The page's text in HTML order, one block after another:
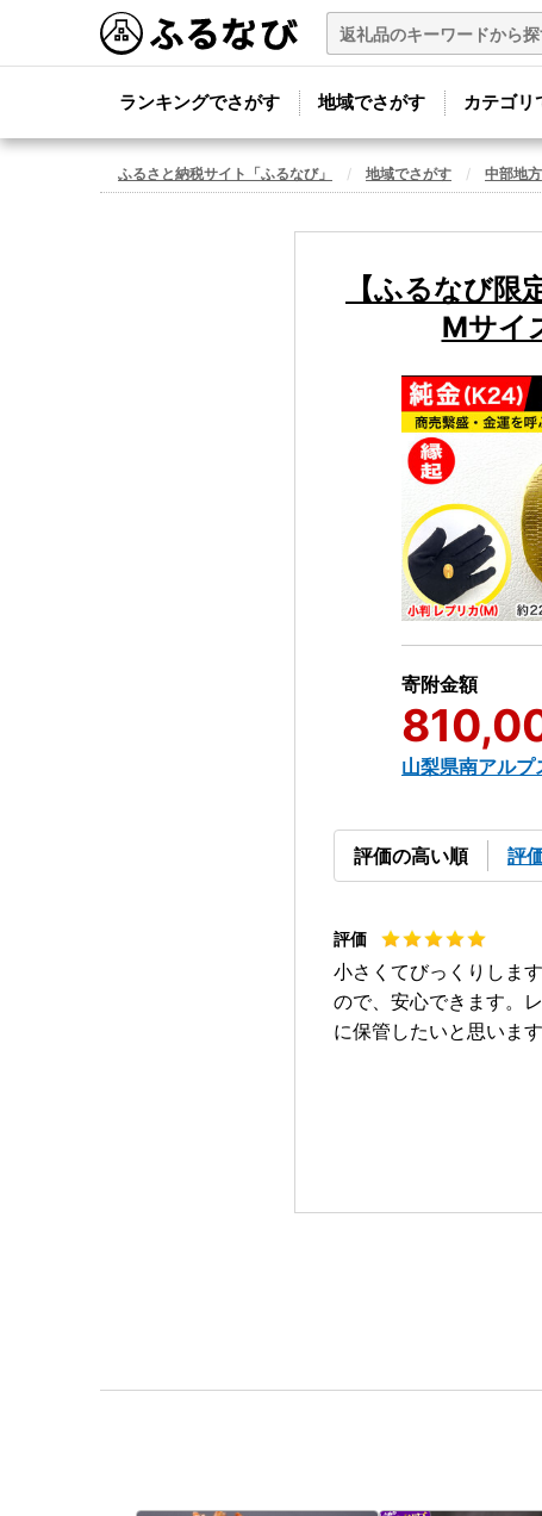
ランキングでさがす 地域でさがす カテゴリ
ふるさと納税サイト「ふるなび」 地域でさがす 中部地方
【ふるなび
Mサイ
寄附金額
山梨県南アルプ
評価の高い順 評
小さくてびっくりしま
ので、安心できます。
に保管したいと思います